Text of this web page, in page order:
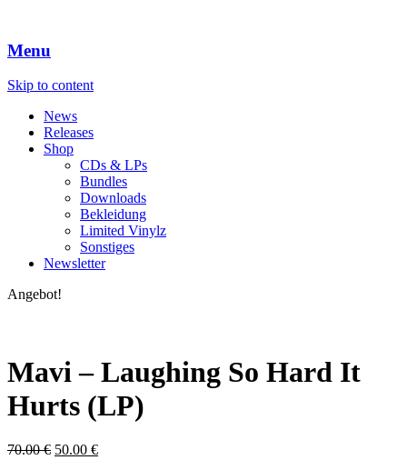
Menu
Skip to content
News
Releases
Shop
CDs & LPs
Bundles
Downloads
Bekleidung
Limited Vinylz
Sonstiges
Newsletter
Angebot!
Mavi – Laughing So Hard It
Hurts (LP)
70.00€ Ursprünglicher
50.00 €Aktueller